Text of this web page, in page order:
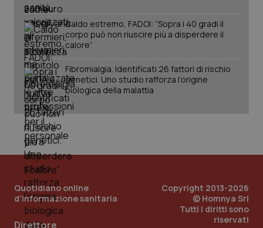
Caldo estremo, FADOI: “Sopra i 40 gradi il
corpo può non riuscire più a disperdere il
calore”
Fibromialgia. Identificati 26 fattori di rischio
genetici. Uno studio rafforza l’origine
biologica della malattia
Quotidiano online
d'informazione sanitaria
Direttore
Copyright 2013-2026
© Homnya Srl
Tutti i diritti sono
riservati
_ga